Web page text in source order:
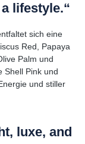
lifestyle.“
sich eine
Red, Papaya
Palm und
Shell Pink und
und stiller
luxe, and